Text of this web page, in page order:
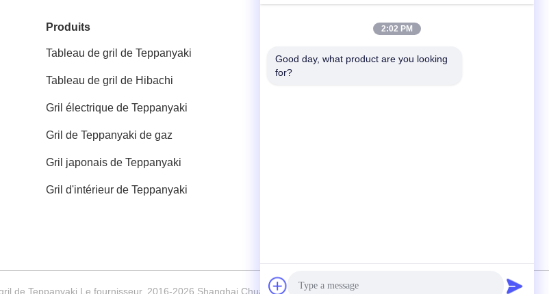
Produits
Tableau de gril de Teppanyaki
Tableau de gril de Hibachi
Gril électrique de Teppanyaki
Gril de Teppanyaki de gaz
Gril japonais de Teppanyaki
Gril d'intérieur de Teppanyaki
Contactez rapidement
Télégramme
de Teppanyaki Le fournisseur. 2016-2026 Shanghai Chuanglv Catering Equipment Co., Ltd Tous les droits réservés.
2:02 PM
Good day, what product are you looking
for?